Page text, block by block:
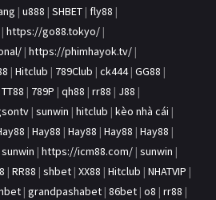
| u888 | SHBET | fly88 |
| https://go88.tokyo/ |
| https://phimhayok.tv/ |
| Hitclub | 789Club | ck444| GG88 |
TT88 | 789P | qh88 | rr88 | J88 |
| sunwin | hitclub | kèo nhà cái |
| Hay88 | Hay88 | Hay88 | Hay88 |
sunwin | https://icm88.com/ | sunwin |
| RR88 | shbet | XX88 | Hitclub | NHATVIP |
| grandpashabet | 86bet | o8 | rr88 |